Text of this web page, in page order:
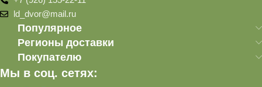
ld_dvor@mail.ru
Популярное
Регионы доставки
Покупателю
Мы в соц. сетях: